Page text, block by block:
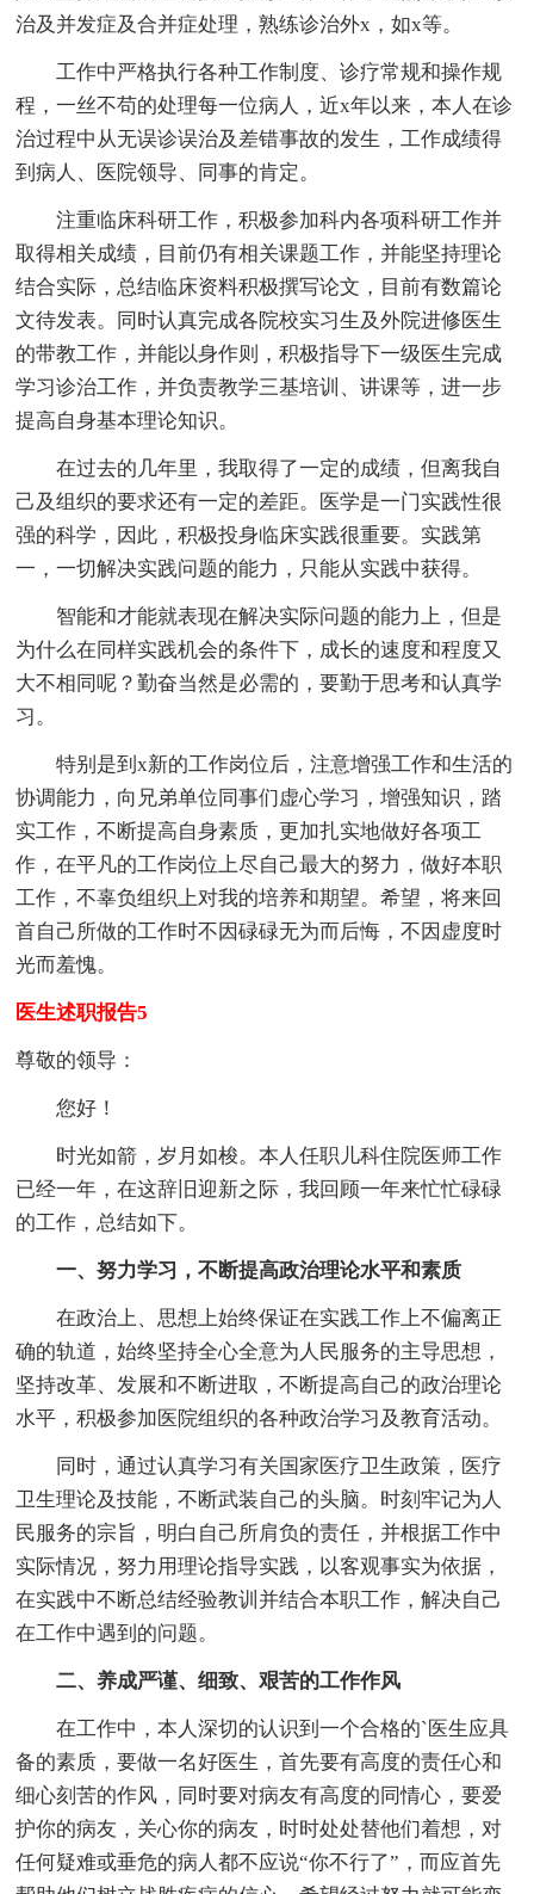
治及并发症及合并症处理，熟练诊治外x，如x等。
工作中严格执行各种工作制度、诊疗常规和操作规
程，一丝不苟的处理每一位病人，近x年以来，本人在诊
治过程中从无误诊误治及差错事故的发生，工作成绩得
到病人、医院领导、同事的肯定。
注重临床科研工作，积极参加科内各项科研工作并
取得相关成绩，目前仍有相关课题工作，并能坚持理论
结合实际，总结临床资料积极撰写论文，目前有数篇论
文待发表。同时认真完成各院校实习生及外院进修医生
的带教工作，并能以身作则，积极指导下一级医生完成
学习诊治工作，并负责教学三基培训、讲课等，进一步
提高自身基本理论知识。
在过去的几年里，我取得了一定的成绩，但离我自
己及组织的要求还有一定的差距。医学是一门实践性很
强的科学，因此，积极投身临床实践很重要。实践第
一，一切解决实践问题的能力，只能从实践中获得。
智能和才能就表现在解决实际问题的能力上，但是
为什么在同样实践机会的条件下，成长的速度和程度又
大不相同呢？勤奋当然是必需的，要勤于思考和认真学
习。
特别是到x新的工作岗位后，注意增强工作和生活的
协调能力，向兄弟单位同事们虚心学习，增强知识，踏
实工作，不断提高自身素质，更加扎实地做好各项工
作，在平凡的工作岗位上尽自己最大的努力，做好本职
工作，不辜负组织上对我的培养和期望。希望，将来回
首自己所做的工作时不因碌碌无为而后悔，不因虚度时
光而羞愧。
医生述职报告5
尊敬的领导：
您好！
时光如箭，岁月如梭。本人任职儿科住院医师工作
已经一年，在这辞旧迎新之际，我回顾一年来忙忙碌碌
的工作，总结如下。
一、努力学习，不断提高政治理论水平和素质
在政治上、思想上始终保证在实践工作上不偏离正
确的轨道，始终坚持全心全意为人民服务的主导思想，
坚持改革、发展和不断进取，不断提高自己的政治理论
水平，积极参加医院组织的各种政治学习及教育活动。
同时，通过认真学习有关国家医疗卫生政策，医疗
卫生理论及技能，不断武装自己的头脑。时刻牢记为人
民服务的宗旨，明白自己所肩负的责任，并根据工作中
实际情况，努力用理论指导实践，以客观事实为依据，
在实践中不断总结经验教训并结合本职工作，解决自己
在工作中遇到的问题。
二、养成严谨、细致、艰苦的工作作风
在工作中，本人深切的认识到一个合格的`医生应具
备的素质，要做一名好医生，首先要有高度的责任心和
细心刻苦的作风，同时要对病友有高度的同情心，要爱
护你的病友，关心你的病友，时时处处替他们着想，对
任何疑难或垂危的病人都不应说“你不行了”，而应首先